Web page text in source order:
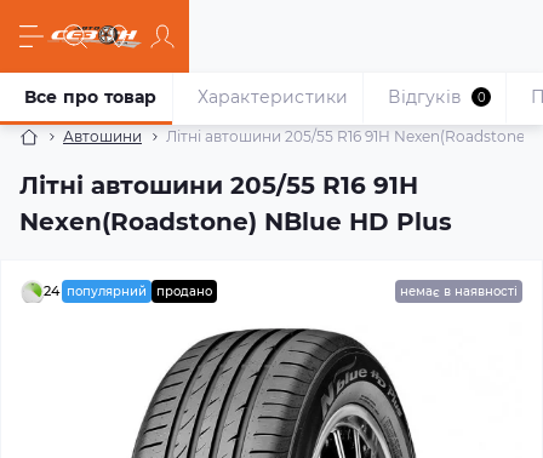
Автошини Літні автошини 205/55 R16 91H Nexen(Roadstone)
Літні автошини 205/55 R16 91H
Nexen(Roadstone) N`Blue HD Plus
Все про товар Характеристики Відгуків 0
24 популярний продано немає в наявності